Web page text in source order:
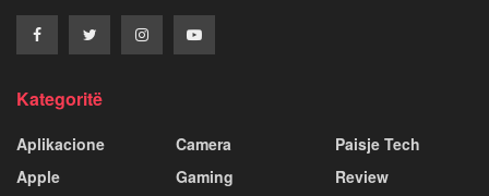
Kategoritë
Aplikacione
Apple
Camera
Gaming
Paisje Tech
Review